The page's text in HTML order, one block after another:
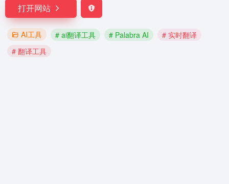
打开网站
AI工具 # ai翻译工具 # Palabra AI
# 实时翻译
# 翻译工具